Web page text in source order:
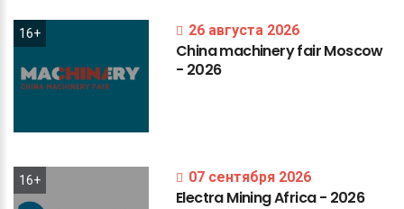
16+ 26 августа 2026
ChinamachineryfairMoscow
- 2026
16+ 07 сентября 2026
ElectraMiningAfrica- 2026